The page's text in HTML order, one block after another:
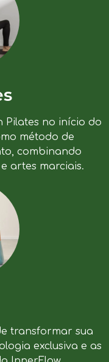
Pilates no início do
método de
combinando
artes marciais.
transformar sua
exclusiva e as